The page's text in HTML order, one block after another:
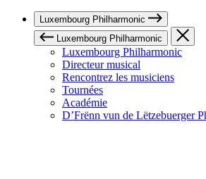
Luxembourg Philharmonic
Luxembourg Philharmonic
Luxembourg Philharmonic
Directeur musical
Rencontrez les musiciens
Tournées
Académie
D’Frënn vun de Lëtzebuerger